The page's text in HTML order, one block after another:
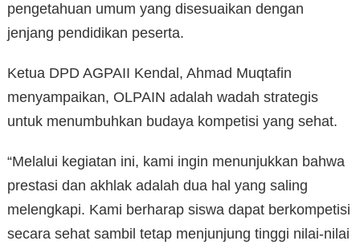
pengetahuan umum yang disesuaikan dengan
jenjang pendidikan peserta.
Ketua DPD AGPAII Kendal, Ahmad Muqtafin
menyampaikan, OLPAIN adalah wadah strategis
untuk menumbuhkan budaya kompetisi yang sehat.
“Melalui kegiatan ini, kami ingin menunjukkan bahwa
prestasi dan akhlak adalah dua hal yang saling
melengkapi. Kami berharap siswa dapat berkompetisi
secara sehat sambil tetap menjunjung tinggi nilai-nilai